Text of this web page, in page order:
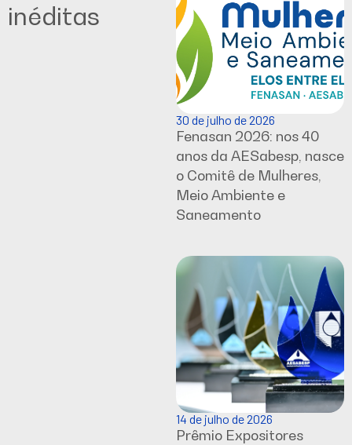
inéditas
30 de julho de 2026
Fenasan 2026: nos 40
anos da AESabesp, nasce
o Comitê de Mulheres,
Meio Ambiente e
Saneamento
14 de julho de 2026
Prêmio Expositores